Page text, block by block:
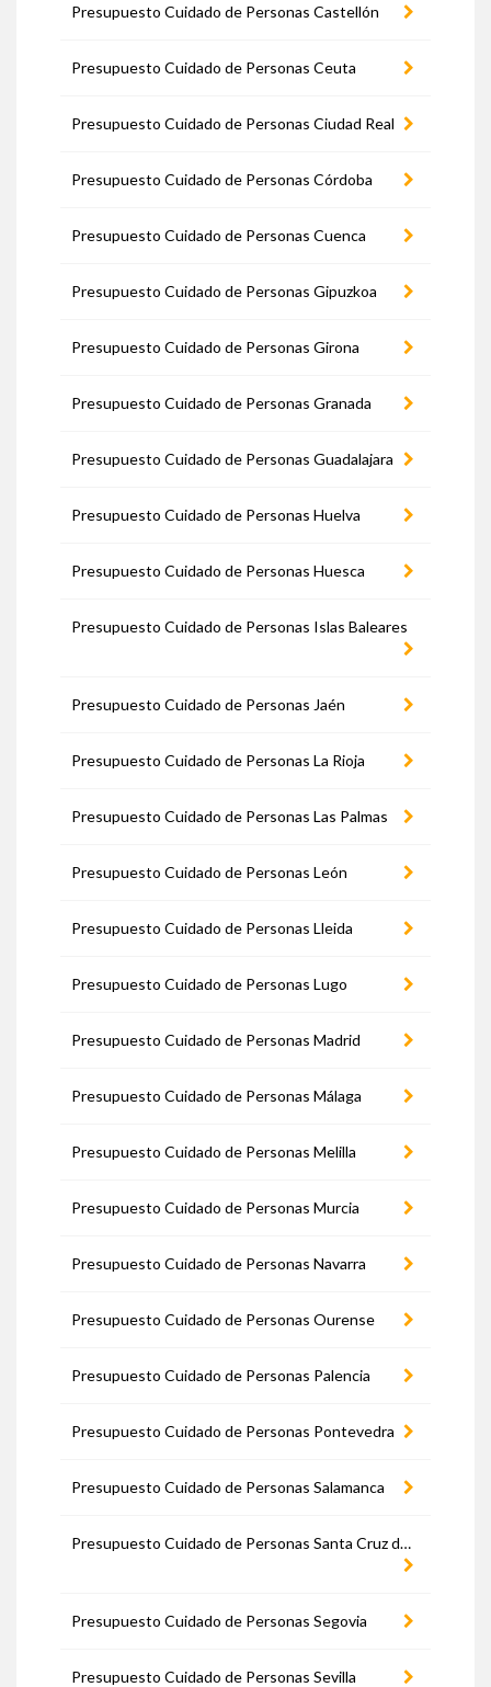
Presupuesto Cuidado de Personas Castellón
Presupuesto Cuidado de Personas Ceuta
Presupuesto Cuidado de Personas Ciudad Real
Presupuesto Cuidado de Personas Córdoba
Presupuesto Cuidado de Personas Cuenca
Presupuesto Cuidado de Personas Gipuzkoa
Presupuesto Cuidado de Personas Girona
Presupuesto Cuidado de Personas Granada
Presupuesto Cuidado de Personas Guadalajara
Presupuesto Cuidado de Personas Huelva
Presupuesto Cuidado de Personas Huesca
Presupuesto Cuidado de Personas Islas Baleares
Presupuesto Cuidado de Personas Jaén
Presupuesto Cuidado de Personas La Rioja
Presupuesto Cuidado de Personas Las Palmas
Presupuesto Cuidado de Personas León
Presupuesto Cuidado de Personas Lleida
Presupuesto Cuidado de Personas Lugo
Presupuesto Cuidado de Personas Madrid
Presupuesto Cuidado de Personas Málaga
Presupuesto Cuidado de Personas Melilla
Presupuesto Cuidado de Personas Murcia
Presupuesto Cuidado de Personas Navarra
Presupuesto Cuidado de Personas Ourense
Presupuesto Cuidado de Personas Palencia
Presupuesto Cuidado de Personas Pontevedra
Presupuesto Cuidado de Personas Salamanca
Presupuesto Cuidado de Personas Santa Cruz de Tenerife
Presupuesto Cuidado de Personas Segovia
Presupuesto Cuidado de Personas Sevilla